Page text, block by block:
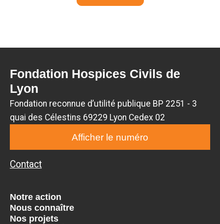
Fondation Hospices Civils de
Lyon
Fondation reconnue d’utilité publique BP 2251 - 3
quai des Célestins 69229 Lyon Cedex 02
Afficher le numéro
Contact
Notre action
Nous connaître
Nos projets